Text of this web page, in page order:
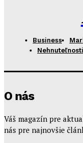
Business
Nehnuteľnosti
O nás
Váš magazín pre
nás pre najnovšie